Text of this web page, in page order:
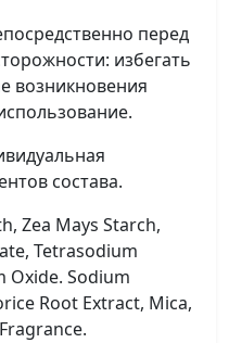
перед
избегать
возникновения
состава.
Zea Mays Starch,
Tetrasodium
Oxide. Sodium
Root Extract, Mica,